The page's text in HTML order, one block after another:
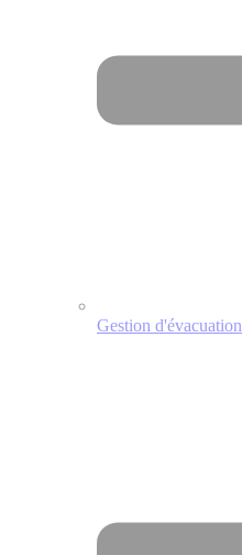
Gestion d'évacuation